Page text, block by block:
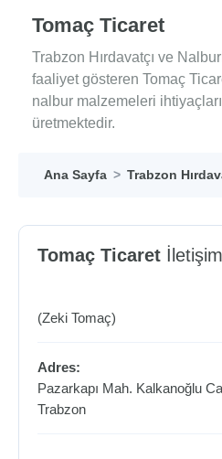
Tomaç Ticaret
Trabzon Hırdavatçı ve
faaliyet gösteren Tomaç
nalbur malzemeleri
üretmektedir.
Ana Sayfa Trabzon
Tomaç Ticaret
(Zeki Tomaç)
Adres:
Pazarkapı Mah. Kalkanoğlu
Trabzon